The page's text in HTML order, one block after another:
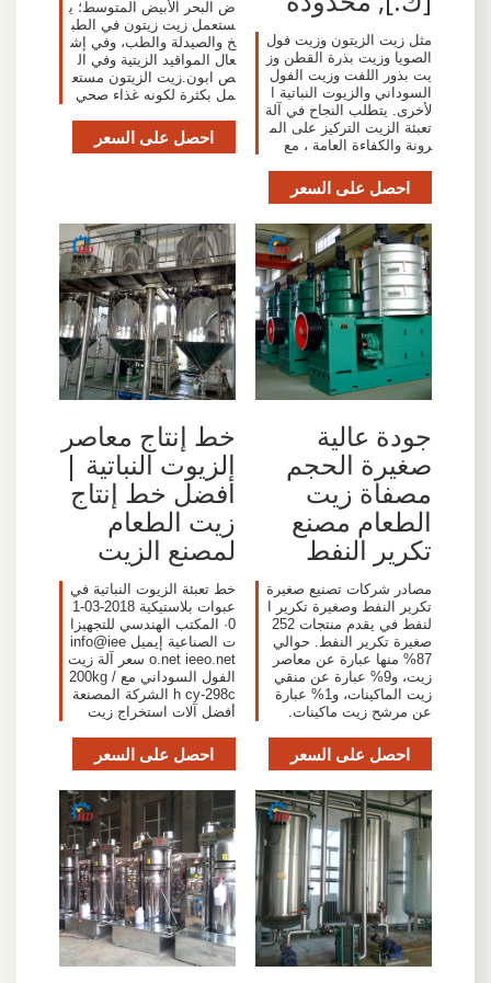
مثل زيت الزيتون وزيت فول
الصويا وزيت بذرة القطن وز
يت بذور اللفت وزيت الفول
السوداني والزيوت النباتية ا
لأخرى. يتطلب النجاح في آلة
تعبئة الزيت التركيز على الم
رونة والكفاءة العامة ، مع
احصل على السعر
ض البحر الأبيض المتوسط؛ ي
ستعمل زيت زيتون في الطب
خ والصيدلة والطب، وفي إش
عال المواقيد الزيتية وفي ال
ص ابون.زيت الزيتون مستع
مل بكثرة لكونه غذاء صحي
احصل على السعر
جودة عالية
صغيرة الحجم
مصفاة زيت
الطعام مصنع
تكرير النفط
مصادر شركات تصنيع صغيرة
تكرير النفط وصغيرة تكرير ا
لنفط في يقدم منتجات 252
صغيرة تكرير النفط. حوالي
87% منها عبارة عن معاصر
زيت، و9% عبارة عن منقي
زيت الماكينات، و1% عبارة
عن مرشح زيت ماكينات.
احصل على السعر
خط إنتاج معاصر
الزيوت النباتية |
أفضل خط إنتاج
زيت الطعام
لمصنع الزيت
خط تعبئة الزيوت النباتية في
عبوات بلاستيكية 2018-03-1
0· المكتب الهندسي للتجهيزا
ت الصناعية إيميلinfo@iee
o.netieeo.net سعر آلة زيت
الفول السوداني مع 200kg /
h cy-298c الشركة المصنعة
أفضل آلات استخراج زيت
احصل على السعر